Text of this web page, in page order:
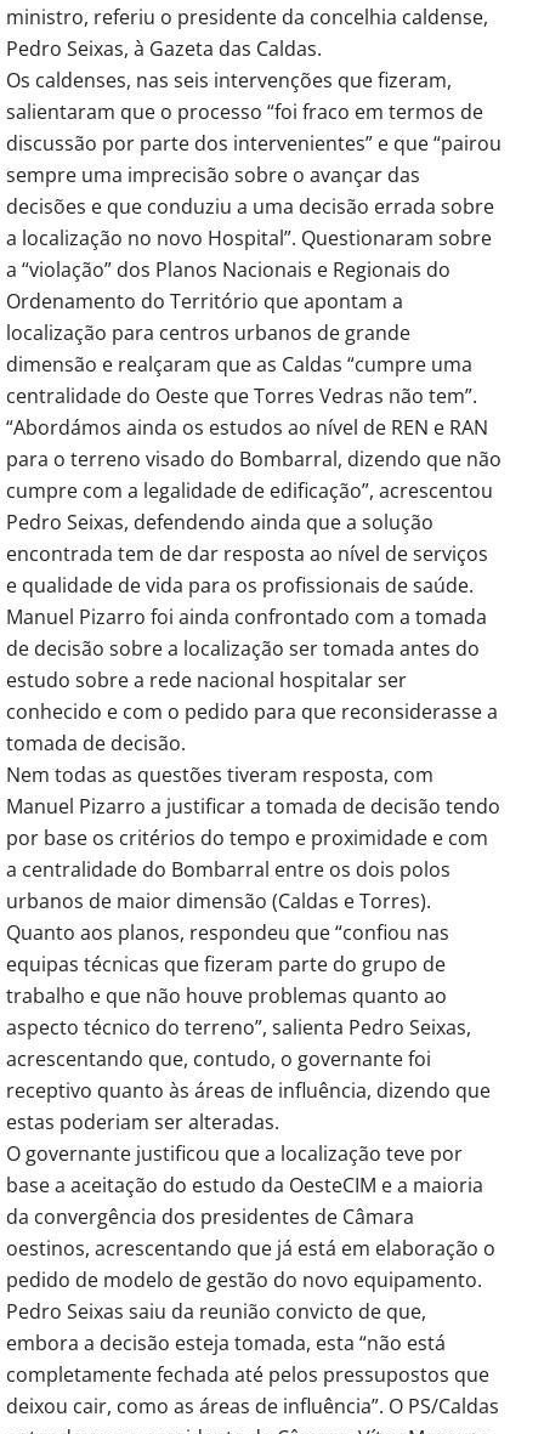
ministro, referiu o presidente da concelhia caldense,
Pedro Seixas, à Gazeta das Caldas.
Os caldenses, nas seis intervenções que fizeram,
salientaram que o processo “foi fraco em termos de
discussão por parte dos intervenientes” e que “pairou
sempre uma imprecisão sobre o avançar das
decisões e que conduziu a uma decisão errada sobre
a localização no novo Hospital”. Questionaram sobre
a “violação” dos Planos Nacionais e Regionais do
Ordenamento do Território que apontam a
localização para centros urbanos de grande
dimensão e realçaram que as Caldas “cumpre uma
centralidade do Oeste que Torres Vedras não tem”.
“Abordámos ainda os estudos ao nível de REN e RAN
para o terreno visado do Bombarral, dizendo que não
cumpre com a legalidade de edificação”, acrescentou
Pedro Seixas, defendendo ainda que a solução
encontrada tem de dar resposta ao nível de serviços
e qualidade de vida para os profissionais de saúde.
Manuel Pizarro foi ainda confrontado com a tomada
de decisão sobre a localização ser tomada antes do
estudo sobre a rede nacional hospitalar ser
conhecido e com o pedido para que reconsiderasse a
tomada de decisão.
Nem todas as questões tiveram resposta, com
Manuel Pizarro a justificar a tomada de decisão tendo
por base os critérios do tempo e proximidade e com
a centralidade do Bombarral entre os dois polos
urbanos de maior dimensão (Caldas e Torres).
Quanto aos planos, respondeu que “confiou nas
equipas técnicas que fizeram parte do grupo de
trabalho e que não houve problemas quanto ao
aspecto técnico do terreno”, salienta Pedro Seixas,
acrescentando que, contudo, o governante foi
receptivo quanto às áreas de influência, dizendo que
estas poderiam ser alteradas.
O governante justificou que a localização teve por
base a aceitação do estudo da OesteCIM e a maioria
da convergência dos presidentes de Câmara
oestinos, acrescentando que já está em elaboração o
pedido de modelo de gestão do novo equipamento.
Pedro Seixas saiu da reunião convicto de que,
embora a decisão esteja tomada, esta “não está
completamente fechada até pelos pressupostos que
deixou cair, como as áreas de influência”. O PS/Caldas